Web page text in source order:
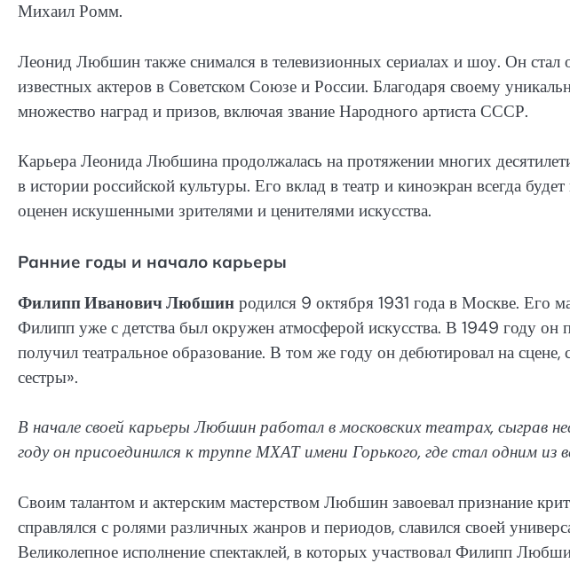
Михаил Ромм.
Леонид Любшин также снимался в телевизионных сериалах и шоу. Он
известных актеров в Советском Союзе и России. Благодаря своему
множество наград и призов, включая звание Народного артиста СССР.
Карьера Леонида Любшина продолжалась на протяжении многих
в истории российской культуры. Его вклад в театр и киноэкран всегда
оценен искушенными зрителями и ценителями искусства.
Ранние годы и начало карьеры
Филипп Иванович Любшин родился 9 октября 1931 года в Москве. Его
Филипп уже с детства был окружен атмосферой искусства. В 1949 году
получил театральное образование. В том же году он дебютировал на сцене,
сестры».
В начале своей карьеры Любшин работал в московских театрах, сыграв
году он присоединился к труппе МХАТ имени Горького, где стал одним из
Своим талантом и актерским мастерством Любшин завоевал признание
справлялся с ролями различных жанров и периодов, славился своей
Великолепное исполнение спектаклей, в которых участвовал Филипп